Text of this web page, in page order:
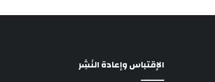
الإقتباس وإعادة النَشِر